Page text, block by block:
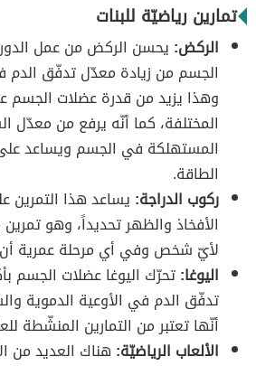
تمارين رياضيّة للبنات
الركض: يحسن الركض من عمل
الجسم من زيادة معدّل تدفّق الدم
وهذا يزيد من قدرة عضلات
المختلفة، كما أنّه يرفع من معدّل
المستهلكة في الجسم ويساعد على
الطاقة.
ركوب الدراجة: يساعد هذا
الأفخاذ والظهر تحديداً، وهو
لأيّ شخص وفي أي مرحلة عمرية
اليوغا:تحرّك اليوغا عضلات الجسم
تدفّق الدم في الأوعية الدموية
أنّها تعتبر من التمارين المنشّطة
الألعاب الرياضيّة: هناك العديد من